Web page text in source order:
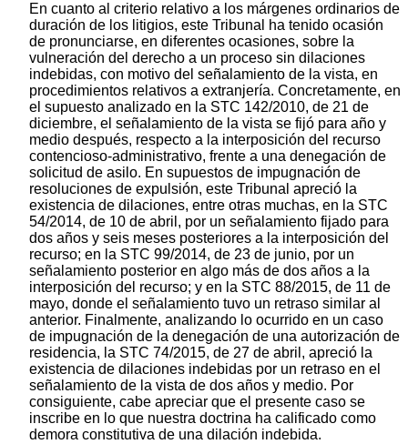
En cuanto al criterio relativo a los márgenes ordinarios de
duración de los litigios, este Tribunal ha tenido ocasión
de pronunciarse, en diferentes ocasiones, sobre la
vulneración del derecho a un proceso sin dilaciones
indebidas, con motivo del señalamiento de la vista, en
procedimientos relativos a extranjería. Concretamente, en
el supuesto analizado en la STC 142/2010, de 21 de
diciembre, el señalamiento de la vista se fijó para año y
medio después, respecto a la interposición del recurso
contencioso-administrativo, frente a una denegación de
solicitud de asilo. En supuestos de impugnación de
resoluciones de expulsión, este Tribunal apreció la
existencia de dilaciones, entre otras muchas, en la STC
54/2014, de 10 de abril, por un señalamiento fijado para
dos años y seis meses posteriores a la interposición del
recurso; en la STC 99/2014, de 23 de junio, por un
señalamiento posterior en algo más de dos años a la
interposición del recurso; y en la STC 88/2015, de 11 de
mayo, donde el señalamiento tuvo un retraso similar al
anterior. Finalmente, analizando lo ocurrido en un caso
de impugnación de la denegación de una autorización de
residencia, la STC 74/2015, de 27 de abril, apreció la
existencia de dilaciones indebidas por un retraso en el
señalamiento de la vista de dos años y medio. Por
consiguiente, cabe apreciar que el presente caso se
inscribe en lo que nuestra doctrina ha calificado como
demora constitutiva de una dilación indebida.